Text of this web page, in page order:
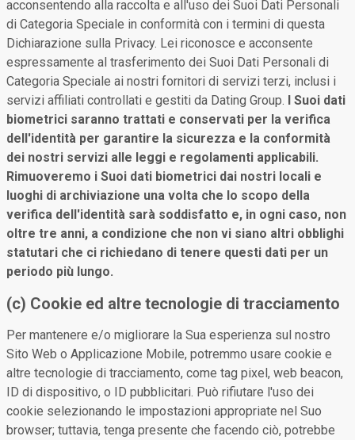
acconsentendo alla raccolta e all'uso dei Suoi Dati Personali
di Categoria Speciale in conformità con i termini di questa
Dichiarazione sulla Privacy. Lei riconosce e acconsente
espressamente al trasferimento dei Suoi Dati Personali di
Categoria Speciale ai nostri fornitori di servizi terzi, inclusi i
servizi affiliati controllati e gestiti da Dating Group. I Suoi dati
biometrici saranno trattati e conservati per la verifica
dell'identità per garantire la sicurezza e la conformità
dei nostri servizi alle leggi e regolamenti applicabili.
Rimuoveremo i Suoi dati biometrici dai nostri locali e
luoghi di archiviazione una volta che lo scopo della
verifica dell'identità sarà soddisfatto e, in ogni caso, non
oltre tre anni, a condizione che non vi siano altri obblighi
statutari che ci richiedano di tenere questi dati per un
periodo più lungo.
(c) Cookie ed altre tecnologie di tracciamento
Per mantenere e/o migliorare la Sua esperienza sul nostro
Sito Web o Applicazione Mobile, potremmo usare cookie e
altre tecnologie di tracciamento, come tag pixel, web beacon,
ID di dispositivo, o ID pubblicitari. Può rifiutare l'uso dei
cookie selezionando le impostazioni appropriate nel Suo
browser; tuttavia, tenga presente che facendo ciò, potrebbe